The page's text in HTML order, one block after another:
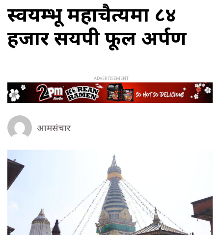
स्वयम्भू महाचैत्यमा ८४
हजार सयपत्री फूल अर्पण
आमसंचार